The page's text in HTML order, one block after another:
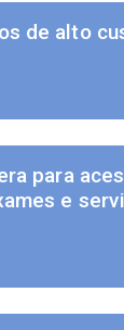
de alto
para
e